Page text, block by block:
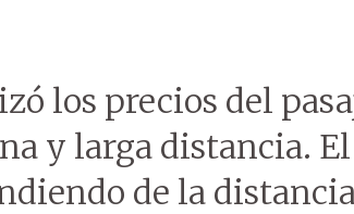
los precios del
y larga distancia.
de la